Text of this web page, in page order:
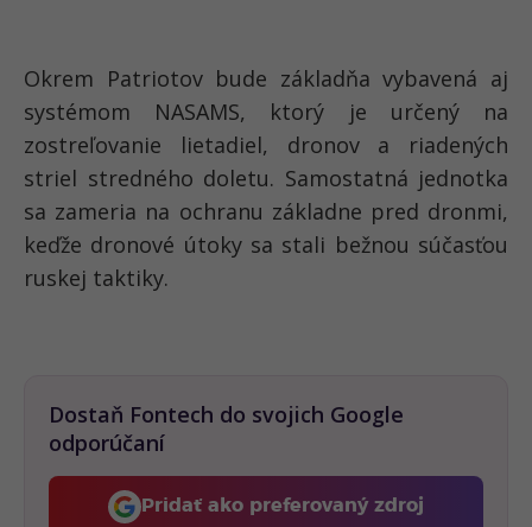
Okrem Patriotov bude základňa vybavená aj
systémom NASAMS, ktorý je určený na
zostreľovanie lietadiel, dronov a riadených
striel stredného doletu. Samostatná jednotka
sa zameria na ochranu základne pred dronmi,
keďže dronové útoky sa stali bežnou súčasťou
ruskej taktiky.
Dostaň Fontech do svojich Google
odporúčaní
Pridať ako preferovaný zdroj
Fontech, odkaz sa otvorí v